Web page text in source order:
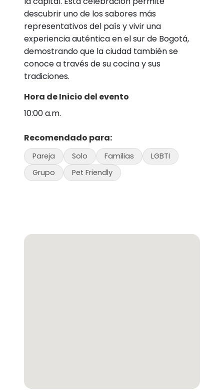
descubrir uno de los sabores más
representativos del país y vivir una
experiencia auténtica en el sur de Bogotá,
demostrando que la ciudad también se
conoce a través de su cocina y sus
tradiciones.
Hora de Inicio del evento
10:00 a.m.
Recomendado para:
Pareja Solo Familias
LGBTI
Grupo
Pet Friendly